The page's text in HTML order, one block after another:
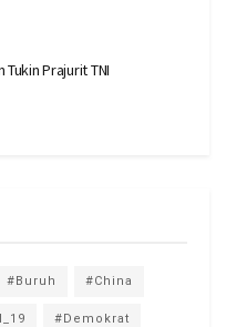
Prajurit TNI
#Buruh #China
#Demokrat